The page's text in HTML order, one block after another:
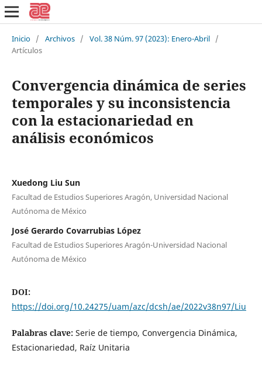
Inicio / Archivos / Vol. 38 Núm. 97 (2023): Enero-Abril /
Artículos
Convergencia dinámica de series
temporales y su inconsistencia
con la estacionariedad en
análisis económicos
Xuedong Liu Sun
Facultad de Estudios Superiores Aragón, Universidad Nacional
Autónoma de México
José Gerardo Covarrubias López
Facultad de Estudios Superiores Aragón-Universidad Nacional
Autónoma de México
DOI:
https://doi.org/10.24275/uam/azc/dcsh/ae/2022v38n97/Liu
Palabras clave: Serie de tiempo, Convergencia Dinámica,
Estacionariedad, Raíz Unitaria